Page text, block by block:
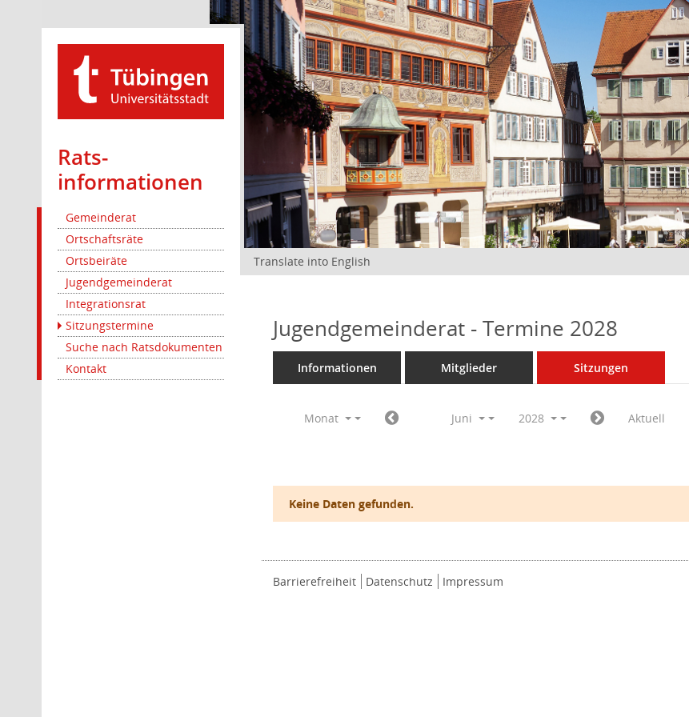
Rats­
informationen
Gemeinderat
Ortschaftsräte
Ortsbeiräte
Jugendgemeinderat
Integrationsrat
Sitzungstermine
Suche nach Ratsdokumenten
Kontakt
Translate into English
Jugendgemeinderat - Termine 2028
Informationen Mitglieder Sitzungen
Monat Juni 2028 Aktuell
Keine Daten gefunden.
Barrierefreiheit Datenschutz Impressum